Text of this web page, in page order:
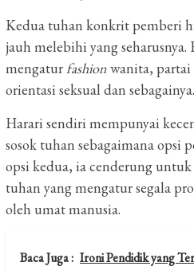
Kedua tuhan konkrit pemberi
jauh melebihi yang seharusnya.
mengaturfashionwanita,
orientasi seksual dan sebagainya.
Harari sendiri mempunyai
sosok tuhan sebagaimana opsi
opsi kedua, ia cenderung
tuhan yang mengatur segala
oleh umat manusia.
Baca Juga : Ironi Pendidik yang